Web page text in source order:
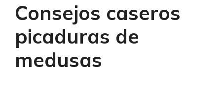
Consejos caseros
picaduras de
medusas